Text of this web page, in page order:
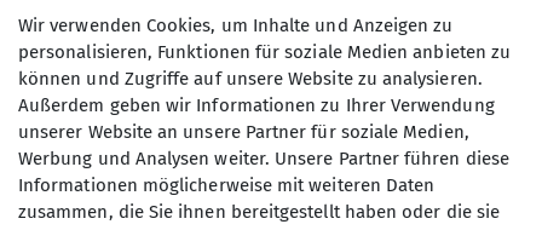
nächste Wanderreise mit der Alpin-
Wandergruppe!
Beste Grüße, Euer Fritz!
Wir verwenden Cookies, um Inhalte und Anzeigen zu
personalisieren, Funktionen für soziale Medien anbieten zu
können und Zugriffe auf unsere Website zu analysieren.
Außerdem geben wir Informationen zu Ihrer Verwendung
unserer Website an unsere Partner für soziale Medien,
Werbung und Analysen weiter. Unsere Partner führen diese
Informationen möglicherweise mit weiteren Daten
zusammen, die Sie ihnen bereitgestellt haben oder die sie